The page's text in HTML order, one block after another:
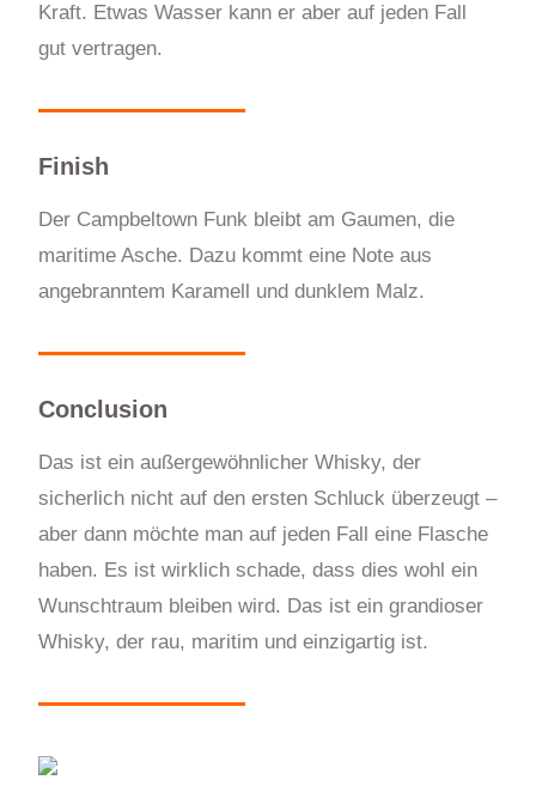
Kraft. Etwas Wasser kann er aber auf jeden Fall
gut vertragen.
Finish
Der Campbeltown Funk bleibt am Gaumen, die
maritime Asche. Dazu kommt eine Note aus
angebranntem Karamell und dunklem Malz.
Conclusion
Das ist ein außergewöhnlicher Whisky, der
sicherlich nicht auf den ersten Schluck überzeugt –
aber dann möchte man auf jeden Fall eine Flasche
haben. Es ist wirklich schade, dass dies wohl ein
Wunschtraum bleiben wird. Das ist ein grandioser
Whisky, der rau, maritim und einzigartig ist.